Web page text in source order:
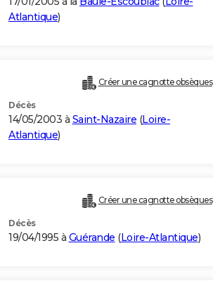
Atlantique)
Créer une cagnotte obsèques
Décès
14/05/2003 à Saint-Nazaire (Loire-
Atlantique)
Créer une cagnotte obsèques
Décès
19/04/1995 à Guérande (Loire-Atlantique)